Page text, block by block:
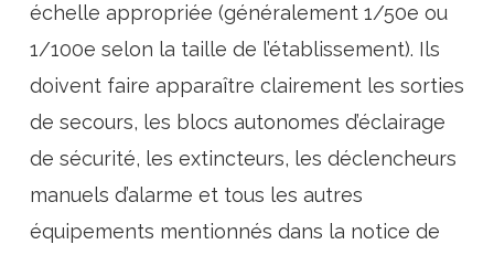
échelle appropriée (généralement 1/50e ou
1/100e selon la taille de l’établissement). Ils
doivent faire apparaître clairement les sorties
de secours, les blocs autonomes d’éclairage
de sécurité, les extincteurs, les déclencheurs
manuels d’alarme et tous les autres
équipements mentionnés dans la notice de